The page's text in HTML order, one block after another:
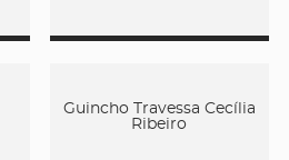
Guincho Travessa Cecília
Ribeiro